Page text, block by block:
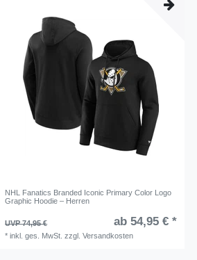
NHL Fanatics Branded Iconic Primary Color Logo
Graphic Hoodie – Herren
UVP 74,95 € ab 54,95 € *
*inkl. ges. MwSt. zzgl.Versandkosten